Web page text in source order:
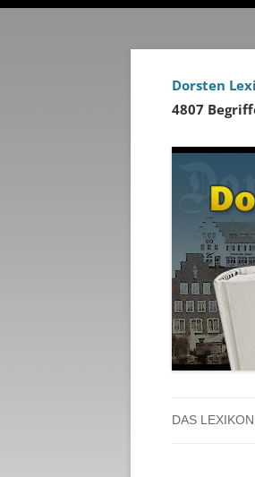
Dorsten
4807
DAS LEXIKON